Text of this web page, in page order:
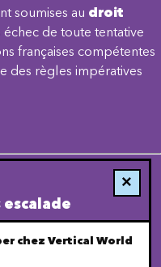
soumises au droit
échec de toute tentative
françaises compétentes
des règles impératives
de modifier les
×
chez Vertical World